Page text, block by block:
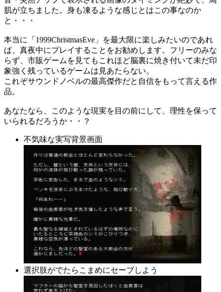
肌が立ちました。身も凍るような感じとはこの事なのか
と・・・
本当に「1999ChristmasEve」を最大限に楽しみたいのであれ
ば、真夜中にプレイすることをお勧めします。フリーのみな
らず、市販ゲームを見てもこれほど脳裏に焼き付いて未だ印
象強く残っているゲームは見あたらない。
これぞサウンドノベルの最高傑作だと自信をもって言える作
品。
あなたなら、このような現実を目の前にして、理性を保って
いられるだろうか・・？
不気味な実写背景画面
選択肢がでたらこまめにセーブしよう